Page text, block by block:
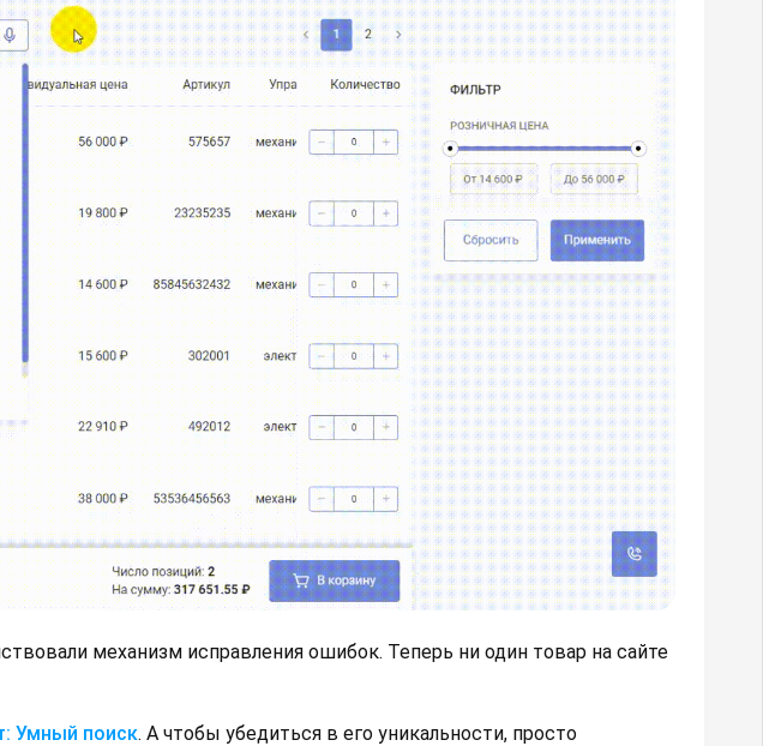
механизм исправления ошибок. Теперь ни один товар на сайте
Умный поиск. А чтобы убедиться в его уникальности, просто